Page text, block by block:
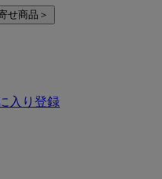
せ商品＞
入り登録